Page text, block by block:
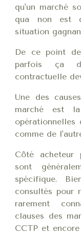
qu'un marché
qua non est
situation
De ce point
parfois ça
contractuelle
Une des
marché est la
opérationnelles
comme de
Côté acheteur
sont
spécifique.
consultés pour
rarement
clauses des
CCTP et